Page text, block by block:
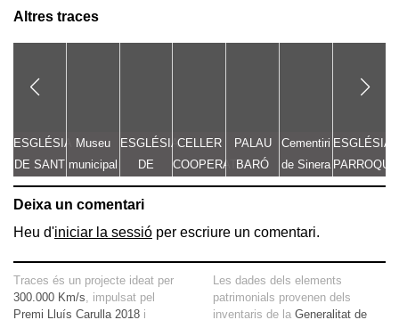
Altres traces
ESGLÉSIA
DE SANT
LLORENÇ
Museu
municipal
Vicenç
Ros
ESGLÉSIA
DE
SANTA
MARIA
CELLER
COOPERATIU
PALAU
BARÓ
DE
Cementiri
de Sinera
ESGLÉSIA
DE SANT
Deixa un comentari
Heu d'iniciar la sessió per escriure un comentari.
Traces és un projecte ideat per
300.000 Km/s , impulsat pel
Premi Lluís Carulla 2018 i
Les dades dels elements
patrimonials provenen dels
inventaris de la Generalitat de